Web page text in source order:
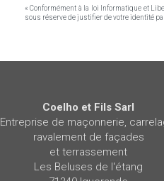
« Conformément à la loi Informatique et
sous réserve de justifier de votre identité
Coelho et Fils Sarl
Entreprise de maçonnerie,
ravalement de façades
et terrassement
Les Beluses de l'étang